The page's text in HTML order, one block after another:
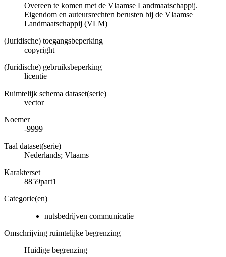
Overeen te komen met de Vlaamse Landmaatschappij.
Eigendom en auteursrechten berusten bij de Vlaamse
Landmaatschappij (VLM)
(Juridische) toegangsbeperking
copyright
(Juridische) gebruiksbeperking
licentie
Ruimtelijk schema dataset(serie)
vector
Noemer
-9999
Taal dataset(serie)
Nederlands; Vlaams
Karakterset
8859part1
Categorie(en)
nutsbedrijven communicatie
Omschrijving ruimtelijke begrenzing
Huidige begrenzing